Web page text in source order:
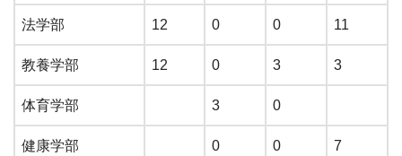
法学部 12 0 0 11
教養学部 12 0 3 3
体育学部 3 0
健康学部 0 0 7